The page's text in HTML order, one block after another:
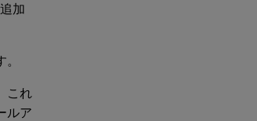
加
これ
ルア